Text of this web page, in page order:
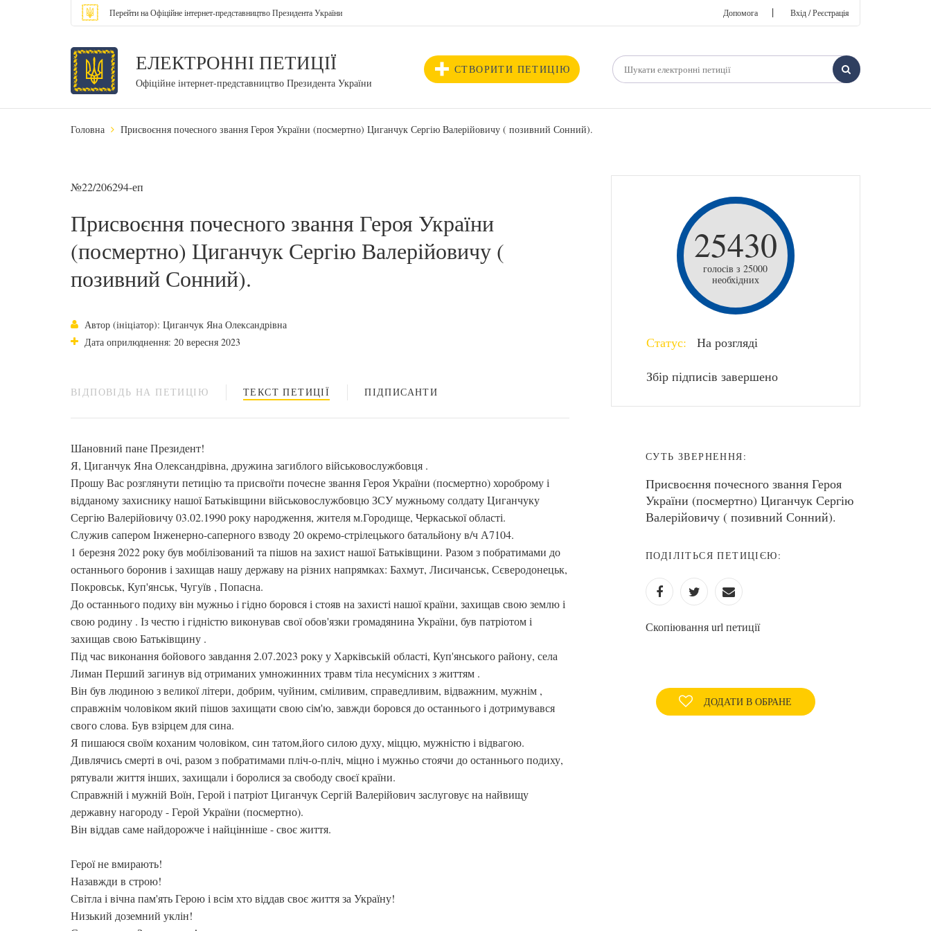
Перейти на Офіційне інтернет-представництво Президента України Допомога | Вхід / Реєстрація
ЕЛЕКТРОННІ ПЕТИЦІЇ
Офіційне інтернет-представництво Президента України
СТВОРИТИ ПЕТИЦІЮ
Головна Присвоєння почесного звання Героя України (посмертно) Циганчук Сергію Валерійовичу ( позивний Сонний).
№22/206294-еп
Присвоєння почесного звання Героя України
(посмертно) Циганчук Сергію Валерійовичу (
позивний Сонний).
Автор (ініціатор): Циганчук Яна Олександрівна
Дата оприлюднення: 20 вересня 2023
ВІДПОВІДЬ НА ПЕТИЦІЮ ТЕКСТ ПЕТИЦІЇ ПІДПИСАНТИ
Шановний пане Президент!
Я, Циганчук Яна Олександрівна, дружина загиблого військовослужбовця .
Прошу Вас розглянути петицію та присвоїти почесне звання Героя України (посмертно) хороброму і
відданому захиснику нашої Батьківщини військовослужбовцю ЗСУ мужньому солдату Циганчуку
Сергію Валерійовичу 03.02.1990 року народження, жителя м.Городище, Черкаської області.
Служив сапером Інженерно-саперного взводу 20 окремо-стрілецького батальйону в/ч А7104.
1 березня 2022 року був мобілізований та пішов на захист нашої Батьківщини. Разом з побратимами до
останнього боронив і захищав нашу державу на різних напрямках: Бахмут, Лисичанськ, Сєверодонецьк,
Покровськ, Куп'янськ, Чугуїв , Попасна.
До останнього подиху він мужньо і гідно боровся і стояв на захисті нашої країни, захищав свою землю і
свою родину . Із честю і гідністю виконував свої обов'язки громадянина України, був патріотом і
захищав свою Батьківщину .
Під час виконання бойового завдання 2.07.2023 року у Харківській області, Куп'янського району, села
Лиман Перший загинув від отриманих умножинних травм тіла несумісних з життям .
Він був людиною з великої літери, добрим, чуйним, сміливим, справедливим, відважним, мужнім ,
справжнім чоловіком який пішов захищати свою сім'ю, завжди боровся до останнього і дотримувався
свого слова. Був взірцем для сина.
Я пишаюся своїм коханим чоловіком, син татом,його силою духу, міццю, мужністю і відвагою.
Дивлячись смерті в очі, разом з побратимами пліч-о-пліч, міцно і мужньо стоячи до останнього подиху,
рятували життя інших, захищали і боролися за свободу своєї країни.
Справжній і мужній Воїн, Герой і патріот Циганчук Сергій Валерійович заслуговує на найвищу
державну нагороду - Герой України (посмертно).
Він віддав саме найдорожче і найцінніше - своє життя.
Герої не вмирають!
Назавжди в строю!
Світла і вічна пам'ять Герою і всім хто віддав своє життя за Україну!
Низький доземний уклін!
25430
голосів з 25000
необхідних
Статус: На розгляді
Збір підписів завершено
СУТЬ ЗВЕРНЕННЯ:
Присвоєння почесного звання Героя
України (посмертно) Циганчук Сергію
Валерійовичу ( позивний Сонний).
ПОДІЛІТЬСЯ ПЕТИЦІЄЮ:
Скопіювання url петиції
ДОДАТИ В ОБРАНЕ